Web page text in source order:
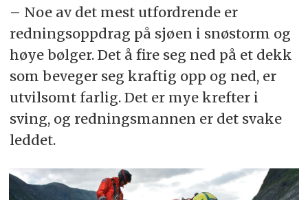
– Noe av det mest utfordrende er
redningsoppdrag på sjøen i snøstorm og
høye bølger. Det å fire seg ned på et dekk
som beveger seg kraftig opp og ned, er
utvilsomt farlig. Det er mye krefter i
sving, og redningsmannen er det svake
leddet.